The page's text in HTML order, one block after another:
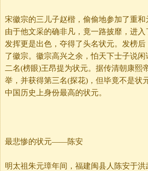
宋徽宗的三儿子赵楷，偷偷地参加了重和
由于他文采的确非凡，竟一路披靡，进入
发挥更是出色，夺得了头名状元。发榜
了徽宗。徽宗高兴之余，怕天下士子说
二名(榜眼)王昂提为状元。据传清朝康熙
举，并获得第三名(探花)，但毕竟不是状
中国历史上身份最高的状元。
最悲惨的状元——陈安
明太祖朱元璋年间，福建闽县人陈安于